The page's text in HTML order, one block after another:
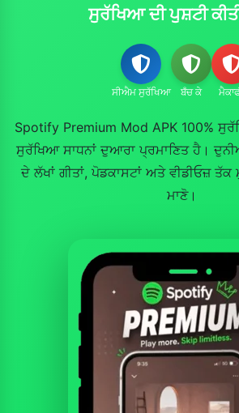
ਸੁਰੱਖਿਆ ਦੀ ਪੁਸ਼ਟੀ
ਸੀਐਮ ਸੁਰੱਖਿਆ ਬਁਚ ਕੇ
Spotify Premium Mod APK 100%
ਸੁਰੱਖਿਆ ਸਾਧਨਾਂ ਦੁਆਰਾ ਪ੍ਰਮਾਣਿਤ ਹੈ।
ਦੇ ਲੱਖਾਂ ਗੀਤਾਂ, ਪੋਡਕਾਸਟਾਂ ਅਤੇ ਵੀਡੀਓਜ਼
ਮਾਣੋ।